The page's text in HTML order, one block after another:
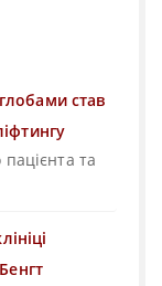
став
та